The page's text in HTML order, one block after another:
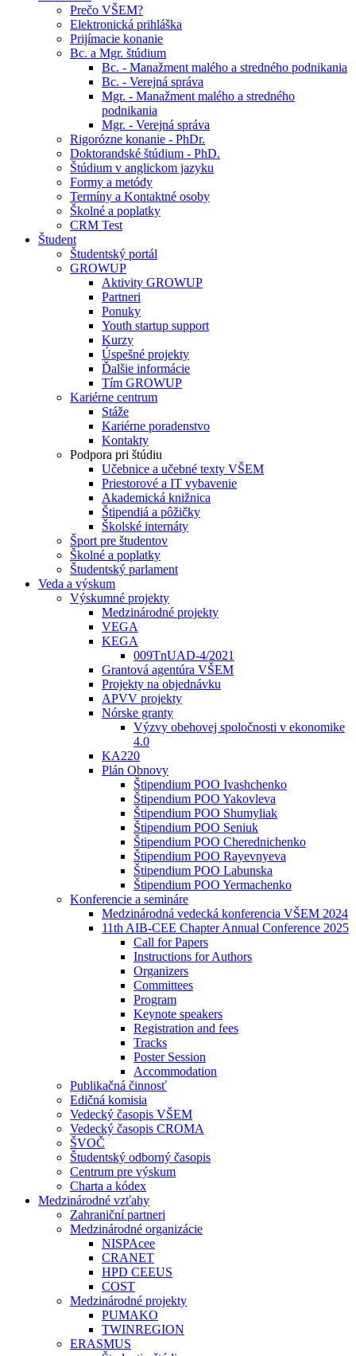
Prečo VŠEM?
Elektronická prihláška
Prijímacie konanie
Bc. a Mgr. štúdium
Bc. - Manažment malého a stredného podnikania
Bc. - Verejná správa
Mgr. - Manažment malého a stredného
podnikania
Mgr. - Verejná správa
Rigorózne konanie - PhDr.
Doktorandské štúdium - PhD.
Štúdium v anglickom jazyku
Formy a metódy
Termíny a Kontaktné osoby
Školné a poplatky
CRM Test
Študent
Študentský portál
GROWUP
Aktivity GROWUP
Partneri
Ponuky
Youth startup support
Kurzy
Úspešné projekty
Ďalšie informácie
Tím GROWUP
Kariérne centrum
Stáže
Kariérne poradenstvo
Kontakty
Podpora pri štúdiu
Učebnice a učebné texty VŠEM
Priestorové a IT vybavenie
Akademická knižnica
Štipendiá a pôžičky
Školské internáty
Šport pre študentov
Školné a poplatky
Študentský parlament
Veda a výskum
Výskumné projekty
Medzinárodné projekty
VEGA
KEGA
009TnUAD-4/2021
Grantová agentúra VŠEM
Projekty na objednávku
APVV projekty
Nórske granty
Výzvy obehovej spoločnosti v ekonomike
4.0
KA220
Plán Obnovy
Štipendium POO Ivashchenko
Štipendium POO Yakovleva
Štipendium POO Shumyliak
Štipendium POO Seniuk
Štipendium POO Cherednichenko
Štipendium POO Rayevnyeva
Štipendium POO Labunska
Štipendium POO Yermachenko
Konferencie a semináre
Medzinárodná vedecká konferencia VŠEM 2024
11th AIB-CEE Chapter Annual Conference 2025
Call for Papers
Instructions for Authors
Organizers
Committees
Program
Keynote speakers
Registration and fees
Tracks
Poster Session
Accommodation
Publikačná činnosť
Edičná komisia
Vedecký časopis VŠEM
Vedecký časopis CROMA
ŠVOČ
Študentský odborný časopis
Centrum pre výskum
Charta a kódex
Medzinárodné vzťahy
Zahraniční partneri
Medzinárodné organizácie
NISPAcee
CRANET
HPD CEEUS
COST
Medzinárodné projekty
PUMAKO
TWINREGION
ERASMUS